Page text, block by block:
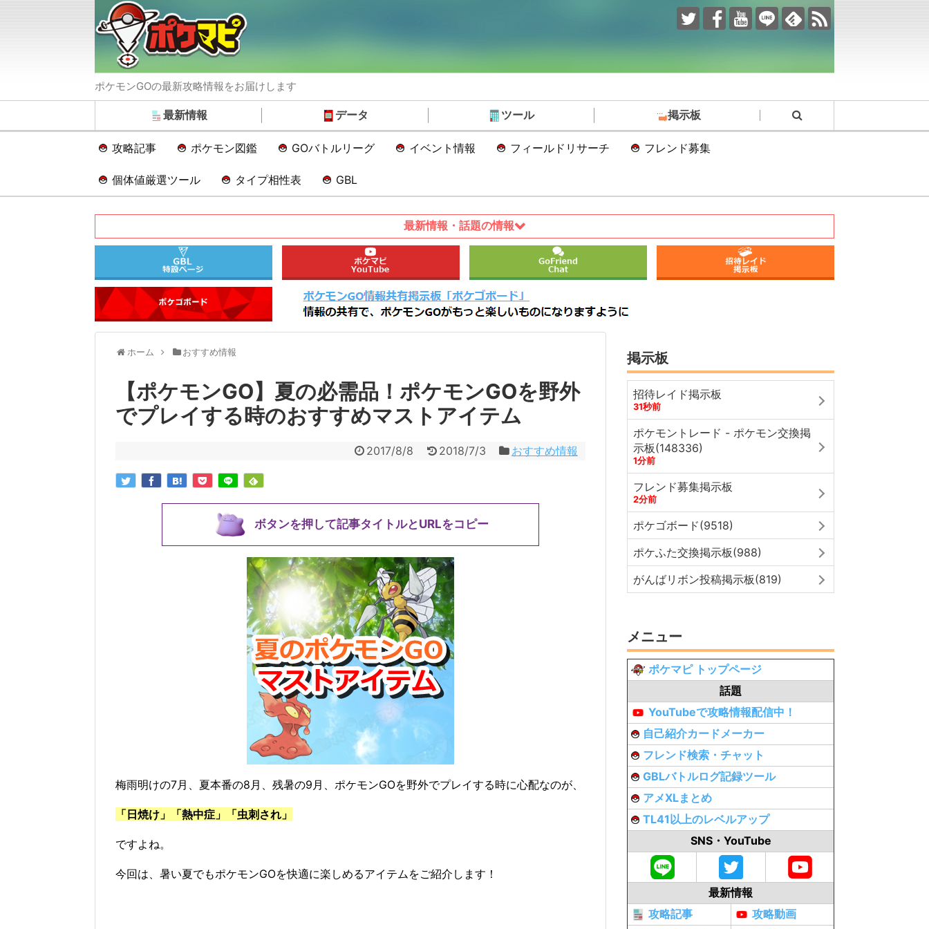
ポケモンGOの最新攻略情報をお届けします
最新情報 データ ツール 掲示板
攻略記事 ポケモン図鑑 GOバトルリーグ イベント情報 フィールドリサーチ フレンド募集
個体値厳選ツール タイプ相性表 GBL
最新情報・話題の情報
ホーム おすすめ情報
【ポケモンGO】夏の必需品！ポケモンGOを野外
でプレイする時のおすすめマストアイテム
2017/8/8 2018/7/3 おすすめ情報
ボタンを押して記事タイトルとURLをコピー
梅雨明けの7月、夏本番の8月、残暑の9月、ポケモンGOを野外でプレイする時に心配なのが、
「日焼け」「熱中症」「虫刺され」
ですよね。
今回は、暑い夏でもポケモンGOを快適に楽しめるアイテムをご紹介します！
掲示板
招待レイド掲示板
31秒前
ポケモントレード - ポケモン交換掲
示板(148336)
1分前
フレンド募集掲示板
2分前
ポケゴボード(9518)
ポケふた交換掲示板(988)
がんばリボン投稿掲示板(819)
メニュー
ポケマピ トップページ
話題
YouTubeで攻略情報配信中！
自己紹介カードメーカー
フレンド検索・チャット
GBLバトルログ記録ツール
アメXLまとめ
TL41以上のレベルアップ
SNS・YouTube
最新情報
攻略記事
攻略動画